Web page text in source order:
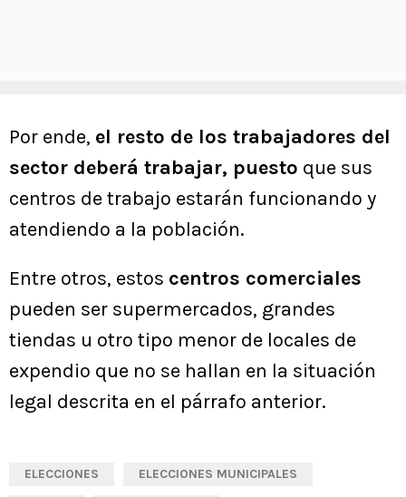
Por ende, el resto de los trabajadores del
sector deberá trabajar, puesto que sus
centros de trabajo estarán funcionando y
atendiendo a la población.
Entre otros, estos centros comerciales
pueden ser supermercados, grandes
tiendas u otro tipo menor de locales de
expendio que no se hallan en la situación
legal descrita en el párrafo anterior.
ELECCIONES ELECCIONES MUNICIPALES